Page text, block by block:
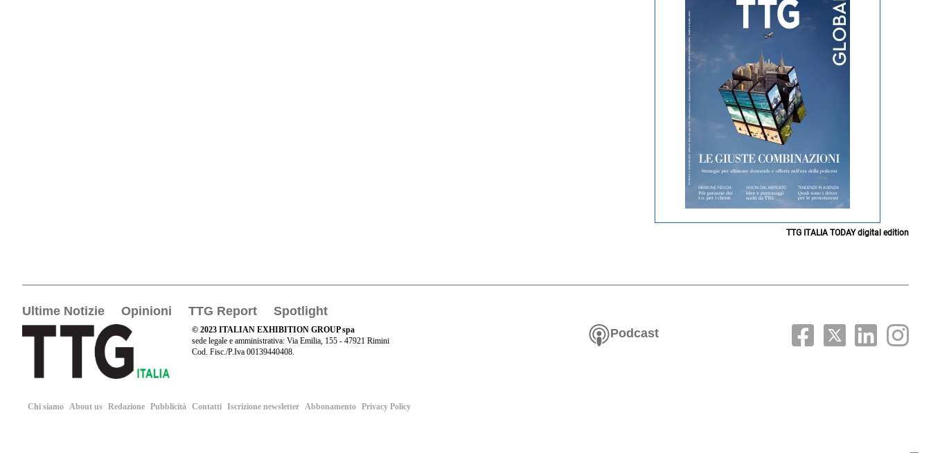
TTG ITALIA TODAY digital edition
Ultime Notizie Opinioni TTG Report Spotlight
© 2023 ITALIAN EXHIBITION GROUP spa
sede legale e amministrativa: Via Emilia, 155 - 47921 Rimini
Cod. Fisc./P.Iva 00139440408.
Podcast
Chi siamo About us Redazione Pubblicità Contatti Iscrizione newsletter Abbonamento Privacy Policy